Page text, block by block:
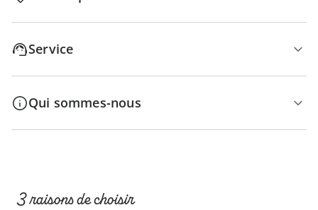
Service
Qui sommes-nous
3 raisons de choisir